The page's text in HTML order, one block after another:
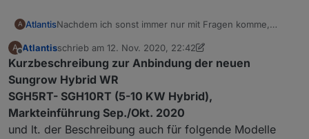
A AtlantisNachdem ich sonst immer nur mit Fragen komme,
Habe mit viel Try & Error den SUngrow WR Typ
SGH10RT (10Kw Hybrid) mit Modbus eingebunden.
Wenn ich Zeit habe werde ich ein komplettes How To
dazu verfassen, sollte jemand schon vorher Bedarf
haben einfach melden.
Gruss
Atlantis
A
Offline
Atlantisschrieb am 12. Nov. 2020, 22:42
zuletzt editiert von Atlantis2. März 2021, 21:57
Kurzbeschreibung zur Anbindung der neuen
Sungrow Hybrid WR
SGH5RT- SGH10RT (5-10 KW Hybrid),
Markteinführung Sep./Okt. 2020
und lt. der Beschreibung auch für folgende Modelle